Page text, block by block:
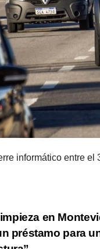
informático entre el
en
préstamo para